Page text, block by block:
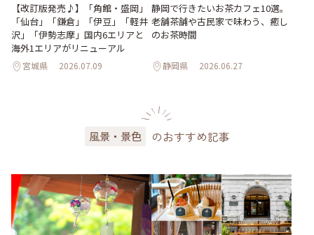
【改訂版発売♪】「角館・盛岡」
「仙台」「鎌倉」「伊豆」「軽井
沢」「伊勢志摩」国内6エリアと
海外1エリアがリニューアル
宮城県 2026.07.09
静岡で行きたいお茶カフェ10選。
老舗茶舗や古民家で味わう、癒し
のお茶時間
静岡県 2026.06.27
風景・景色 のおすすめ記事